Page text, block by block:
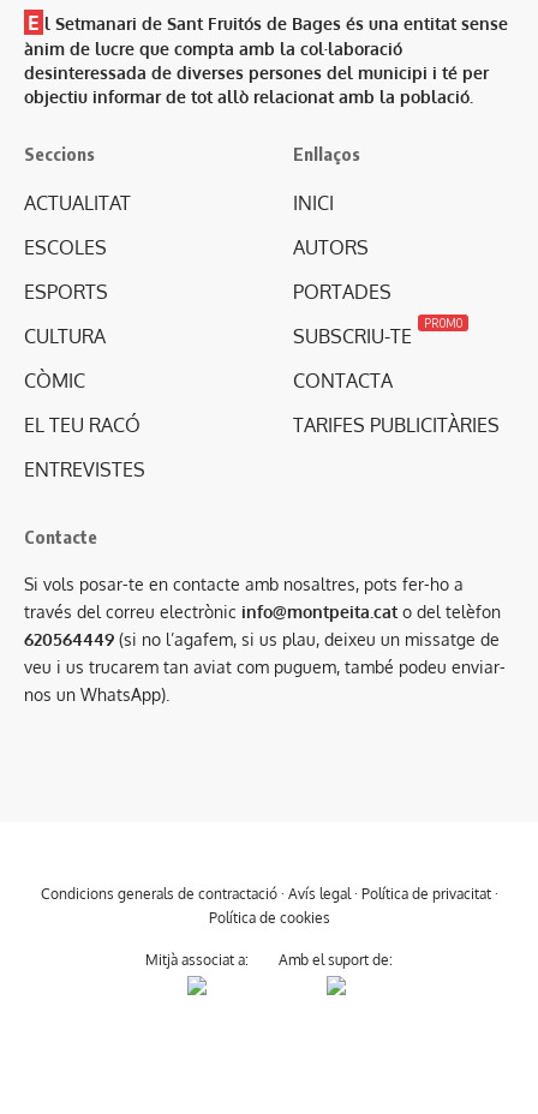
E l Setmanari de Sant Fruitós de Bages és una entitat sense
ànim de lucre que compta amb la col·laboració
desinteressada de diverses persones del municipi i té per
objectiu informar de tot allò relacionat amb la població.
Seccions
ACTUALITAT
ESCOLES
ESPORTS
CULTURA
CÒMIC
EL TEU RACÓ
ENTREVISTES
Enllaços
INICI
AUTORS
PORTADES
SUBSCRIU-TE
PROMO
CONTACTA
TARIFES PUBLICITÀRIES
Contacte
Si vols posar-te en contacte amb nosaltres, pots fer-ho a
través del correu electrònic info@montpeita.cat o del telèfon
620564449 (si no l’agafem, si us plau, deixeu un missatge de
veu i us trucarem tan aviat com puguem, també podeu enviar-
nos un WhatsApp).
Condicions generals de contractació· Avís legal· Política de privacitat·
Política de cookies
Mitjà associat a: Amb el suport de: